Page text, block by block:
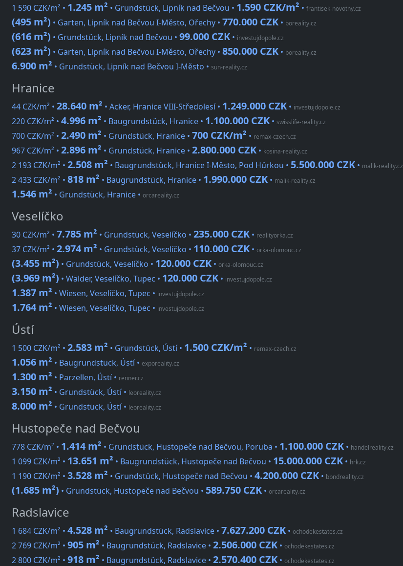
1 590 CZK/m² • 1.245 m² • Grundstück, Lipník nad Bečvou • 1.590 CZK/m² • frantisek-novotny.cz
(495 m²) • Garten, Lipník nad Bečvou I-Město, Ořechy • 770.000 CZK • boreality.cz
(616 m²) • Grundstück, Lipník nad Bečvou • 99.000 CZK • investujdopole.cz
(623 m²) • Garten, Lipník nad Bečvou I-Město, Ořechy • 850.000 CZK • boreality.cz
6.900 m² • Grundstück, Lipník nad Bečvou I-Město • sun-reality.cz
Hranice
44 CZK/m² • 28.640 m² • Acker, Hranice VIII-Středolesí • 1.249.000 CZK • investujdopole.cz
220 CZK/m² • 4.996 m² • Baugrundstück, Hranice • 1.100.000 CZK • swisslife-reality.cz
700 CZK/m² • 2.490 m² • Grundstück, Hranice • 700 CZK/m² • remax-czech.cz
967 CZK/m² • 2.896 m² • Grundstück, Hranice • 2.800.000 CZK • kosina-reality.cz
2 193 CZK/m² • 2.508 m² • Baugrundstück, Hranice I-Město, Pod Hůrkou • 5.500.000 CZK • malik-reality.cz
2 433 CZK/m² • 818 m² • Baugrundstück, Hranice • 1.990.000 CZK • malik-reality.cz
1.546 m² • Grundstück, Hranice • orcareality.cz
Veselíčko
30 CZK/m² • 7.785 m² • Grundstück, Veselíčko • 235.000 CZK • realityorka.cz
37 CZK/m² • 2.974 m² • Grundstück, Veselíčko • 110.000 CZK • orka-olomouc.cz
(3.455 m²) • Grundstück, Veselíčko • 120.000 CZK • orka-olomouc.cz
(3.969 m²) • Wälder, Veselíčko, Tupec • 120.000 CZK • investujdopole.cz
1.387 m² • Wiesen, Veselíčko, Tupec • investujdopole.cz
1.764 m² • Wiesen, Veselíčko, Tupec • investujdopole.cz
Ústí
1 500 CZK/m² • 2.583 m² • Grundstück, Ústí • 1.500 CZK/m² • remax-czech.cz
1.056 m² • Baugrundstück, Ústí• exporeality.cz
1.300 m² • Parzellen, Ústí• renner.cz
3.150 m² • Grundstück, Ústí• leoreality.cz
8.000 m² • Grundstück, Ústí• leoreality.cz
Hustopeče nad Bečvou
778 CZK/m² • 1.414 m² • Grundstück, Hustopeče nad Bečvou, Poruba • 1.100.000 CZK • handelreality.cz
1 099 CZK/m² • 13.651 m² • Baugrundstück, Hustopeče nad Bečvou • 15.000.000 CZK • hrk.cz
1 190 CZK/m² • 3.528 m² • Grundstück, Hustopeče nad Bečvou • 4.200.000 CZK • bbndreality.cz
(1.685 m²) • Grundstück, Hustopeče nad Bečvou • 589.750 CZK • orcareality.cz
Radslavice
1 684 CZK/m² • 4.528 m² • Baugrundstück, Radslavice • 7.627.200 CZK • ochodekestates.cz
2 769 CZK/m² • 905 m² • Baugrundstück, Radslavice • 2.506.000 CZK • ochodekestates.cz
2 800 CZK/m² • 918 m² • Baugrundstück, Radslavice • 2.570.400 CZK • ochodekestates.cz